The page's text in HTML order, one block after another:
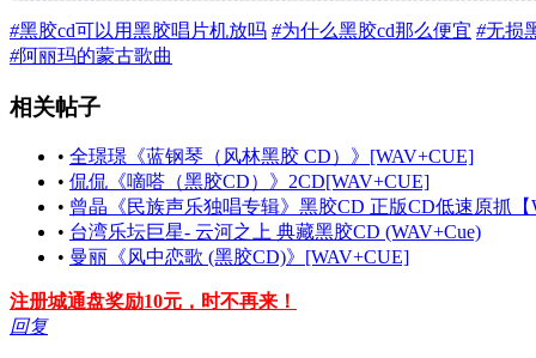
#黑胶cd可以用黑胶唱片机放吗 #为什么黑胶cd那么便宜 #无损
#阿丽玛的蒙古歌曲
相关帖子
• 全璟璟《蓝钢琴（风林黑胶 CD）》[WAV+CUE]
• 侃侃《嘀嗒（黑胶CD）》2CD[WAV+CUE]
• 曾晶《民族声乐独唱专辑》黑胶CD 正版CD低速原抓【
• 台湾乐坛巨星- 云河之上 典藏黑胶CD (WAV+Cue)
• 曼丽《风中恋歌 (黑胶CD)》[WAV+CUE]
注册城通盘奖励10元，时不再来！
回复